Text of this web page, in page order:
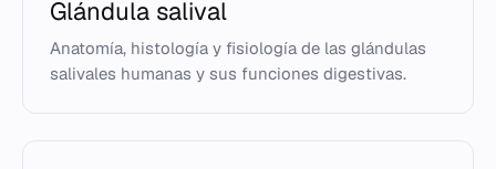
Glándula salival
Anatomía, histología y fisiología de las glándulas
salivales humanas y sus funciones digestivas.